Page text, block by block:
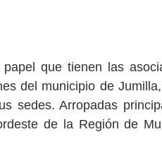
que tienen las
del municipio de
sedes. Arropadas
de la Región de